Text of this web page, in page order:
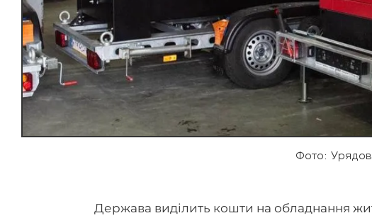
Фото:
Держава виділить кошти на обладнання